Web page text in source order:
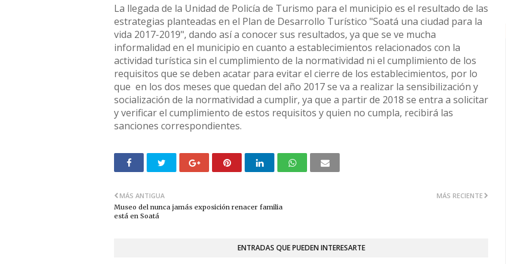
La llegada de la Unidad de Policía de Turismo para el municipio es el resultado de las
estrategias planteadas en el Plan de Desarrollo Turístico "Soatá una ciudad para la
vida 2017-2019", dando así a conocer sus resultados, ya que se ve mucha
informalidad en el municipio en cuanto a establecimientos relacionados con la
actividad turística sin el cumplimiento de la normatividad ni el cumplimiento de los
requisitos que se deben acatar para evitar el cierre de los establecimientos, por lo
que en los dos meses que quedan del año 2017 se va a realizar la sensibilización y
socialización de la normatividad a cumplir, ya que a partir de 2018 se entra a solicitar
y verificar el cumplimiento de estos requisitos y quien no cumpla, recibirá las
sanciones correspondientes.
MÁS RECIENTE
MÁS ANTIGUA
Museo del nunca jamás exposición renacer familia
está en Soatá
ENTRADAS QUE PUEDEN INTERESARTE